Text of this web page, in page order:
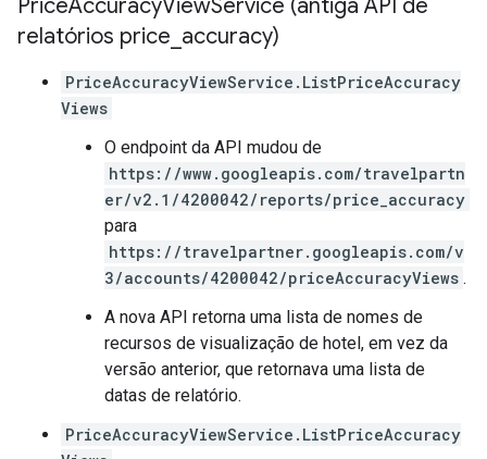
PriceAccuracyViewService (antiga API de
relatórios price accuracy)
PriceAccuracyViewService.ListPriceAccuracy
Views
O endpoint da API mudou de
https://www.googleapis.com/travelpartn
er/v2.1/4200042/reports/price_accuracy
para
https://travelpartner.googleapis.com/v
3/accounts/4200042/priceAccuracyViews .
A nova API retorna uma lista de nomes de
recursos de visualização de hotel, em vez da
versão anterior, que retornava uma lista de
datas de relatório.
PriceAccuracyViewService.ListPriceAccuracy